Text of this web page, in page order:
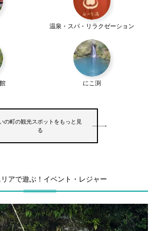
温泉・スパ・リラクゼーション
にこ渕
の町の観光スポットをもっと見
る
アで遊ぶ！イベント・レジャー